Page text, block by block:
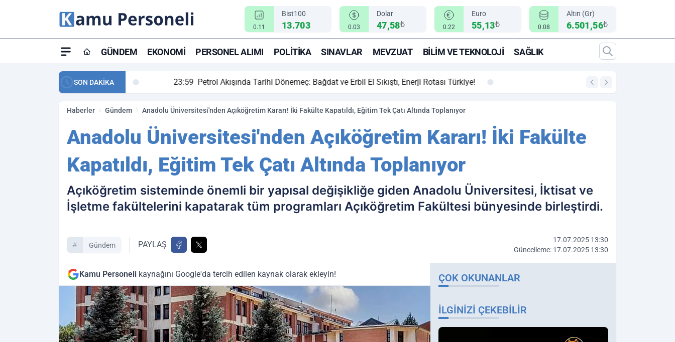
0.11
Bist100
13.703 0.03
Dolar
47,58₺ 0.22
Euro
55,13₺ 0.08
Altın (Gr)
6.501,56₺
GÜNDEM EKONOMI PERSONEL ALIMI POLITIKA SINAVLAR MEVZUAT BILIM VE TEKNOLOJI SAĞLIK
SON DAKİKA
maç özeti ve golleri! 23:59 Petrol Akışında Tarihi Dönemeç: Bağdat ve Erbil El Sıkıştı, Enerji Rotası Türkiye! 00:12
Haberler Gündem Anadolu Üniversitesi'nden Açıköğretim Kararı! İki Fakülte Kapatıldı, Eğitim Tek Çatı Altında Toplanıyor
Anadolu Üniversitesi'nden Açıköğretim Kararı! İki Fakülte
Kapatıldı, Eğitim Tek Çatı Altında Toplanıyor
Açıköğretim sisteminde önemli bir yapısal değişikliğe giden Anadolu Üniversitesi, İktisat ve
İşletme fakültelerini kapatarak tüm programları Açıköğretim Fakültesi bünyesinde birleştirdi.
Gündem PAYLAŞ
17.07.2025 13:30
Güncelleme: 17.07.2025 13:30
Kamu Personeli kaynağını Google'da tercih edilen kaynak olarak ekleyin! ÇOK OKUNANLAR
İLGINIZI ÇEKEBILIR